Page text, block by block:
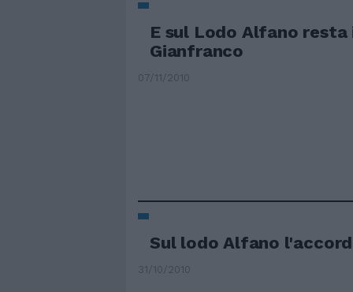
E sul Lodo Alfano
Gianfranco
07/11/2010
Sul lodo Alfano
31/10/2010